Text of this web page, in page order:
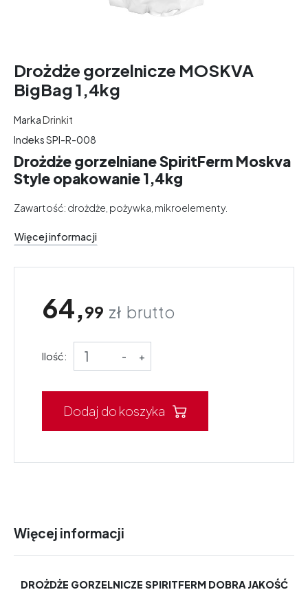
Drożdże gorzelnicze MOSKVA
BigBag 1,4kg
MarkaDrinkit
IndeksSPI-R-008
Drożdże gorzelniane SpiritFerm Moskva
Style opakowanie 1,4kg
Zawartość: drożdże, pożywka, mikroelementy.
Więcej informacji
64,99 zł brutto
Ilość: - +
Dodaj do koszyka
Więcej informacji
DROŻDŻE GORZELNICZE SPIRITFERM DOBRA JAKOŚĆ